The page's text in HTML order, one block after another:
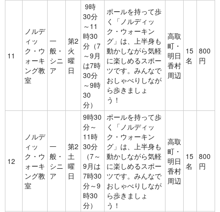
11
ノルデ
ィッ
ク・ウ
ォーキ
ング教
室
一
般・
シニ
ア
第2
火
曜
日
9時
30分
～11
時30
分（7
～9月
は7時
30分
～9時
30
分）
ポールを持って歩
く「ノルディッ
ク・ウォーキン
グ」は、上半身も
動かしながら気軽
に楽しめるスポー
ツです。みんなで
おしゃべりしなが
ら歩きましょ
う！
高取
町・
明日
香村
周辺
15
名
800
円
12
ノルデ
ィッ
ク・ウ
ォーキ
ング教
室
一
般・
シニ
ア
第2
土
曜
日
9時30
分～
11時
30分
（7～
9月は
7時30
分～9
時30
分）
ポールを持って歩
く「ノルディッ
ク・ウォーキン
グ」は、上半身も
動かしながら気軽
に楽しめるスポー
ツです。みんなで
おしゃべりしなが
ら歩きましょ
う！
高取
町・
明日
香村
周辺
15
名
800
円